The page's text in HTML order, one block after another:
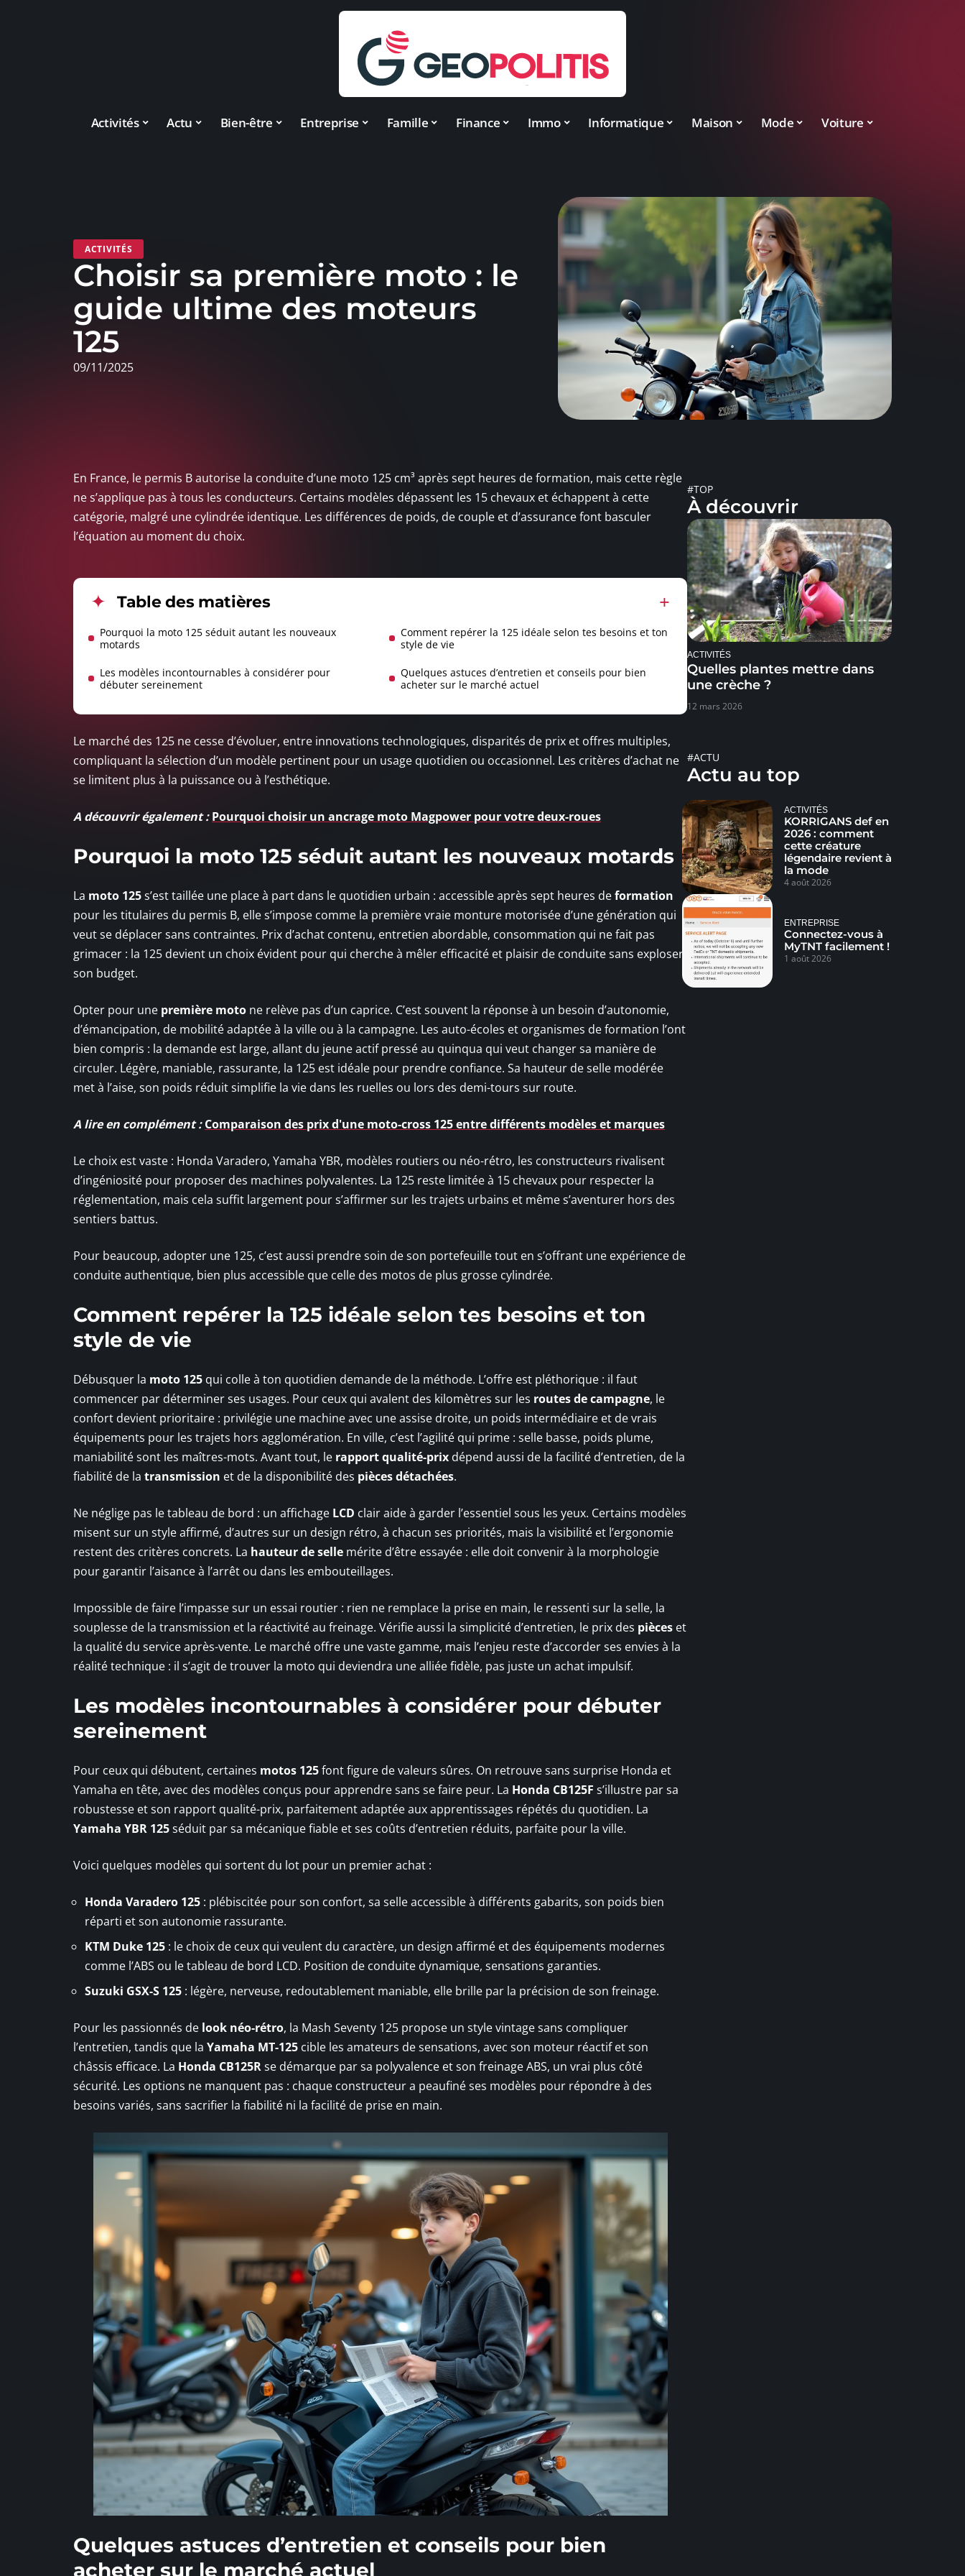
Activités Actu Bien-être Entreprise Famille Finance Immo Informatique Maison Mode Voiture
ACTIVITÉS
Choisir sa première moto : le
guide ultime des moteurs
125
09/11/2025
En France, le permis B autorise la conduite d’une moto 125 cm³ après sept heures de formation, mais cette règle
ne s’applique pas à tous les conducteurs. Certains modèles dépassent les 15 chevaux et échappent à cette
catégorie, malgré une cylindrée identique. Les différences de poids, de couple et d’assurance font basculer
l’équation au moment du choix.
Table des matières
Pourquoi la moto 125 séduit autant les nouveaux
motards
Comment repérer la 125 idéale selon tes besoins et ton
style de vie
Les modèles incontournables à considérer pour
débuter sereinement
Quelques astuces d’entretien et conseils pour bien
acheter sur le marché actuel
Le marché des 125 ne cesse d’évoluer, entre innovations technologiques, disparités de prix et offres multiples,
compliquant la sélection d’un modèle pertinent pour un usage quotidien ou occasionnel. Les critères d’achat ne
se limitent plus à la puissance ou à l’esthétique.
A découvrir également : Pourquoi choisir un ancrage moto Magpower pour votre deux-roues
Pourquoi la moto 125 séduit autant les nouveaux motards
La moto 125s’est taillée une place à part dans le quotidien urbain : accessible après sept heures deformation
pour les titulaires du permis B, elle s’impose comme la première vraie monture motorisée d’une génération qui
veut se déplacer sans contraintes. Prix d’achat contenu, entretien abordable, consommation qui ne fait pas
grimacer : la 125 devient un choix évident pour qui cherche à mêler efficacité et plaisir de conduite sans exploser
son budget.
Opter pour une première moto ne relève pas d’un caprice. C’est souvent la réponse à un besoin d’autonomie,
d’émancipation, de mobilité adaptée à la ville ou à la campagne. Les auto-écoles et organismes de formation l’ont
bien compris : la demande est large, allant du jeune actif pressé au quinqua qui veut changer sa manière de
circuler. Légère, maniable, rassurante, la 125 est idéale pour prendre confiance. Sa hauteur de selle modérée
met à l’aise, son poids réduit simplifie la vie dans les ruelles ou lors des demi-tours sur route.
A lire en complément : Comparaison des prix d'une moto-cross 125 entre différents modèles et marques
Le choix est vaste : Honda Varadero, Yamaha YBR, modèles routiers ou néo-rétro, les constructeurs rivalisent
d’ingéniosité pour proposer des machines polyvalentes. La 125 reste limitée à 15 chevaux pour respecter la
réglementation, mais cela suffit largement pour s’affirmer sur les trajets urbains et même s’aventurer hors des
sentiers battus.
Pour beaucoup, adopter une 125, c’est aussi prendre soin de son portefeuille tout en s’offrant une expérience de
conduite authentique, bien plus accessible que celle des motos de plus grosse cylindrée.
Comment repérer la 125 idéale selon tes besoins et ton
style de vie
Débusquer la moto 125 qui colle à ton quotidien demande de la méthode. L’offre est pléthorique : il faut
commencer par déterminer ses usages. Pour ceux qui avalent des kilomètres sur les routes de campagne, le
confort devient prioritaire : privilégie une machine avec une assise droite, un poids intermédiaire et de vrais
équipements pour les trajets hors agglomération. En ville, c’est l’agilité qui prime : selle basse, poids plume,
maniabilité sont les maîtres-mots. Avant tout, le rapport qualité-prix dépend aussi de la facilité d’entretien, de la
fiabilité de la transmission et de la disponibilité des pièces détachées.
Ne néglige pas le tableau de bord : un affichage LCD clair aide à garder l’essentiel sous les yeux. Certains modèles
misent sur un style affirmé, d’autres sur un design rétro, à chacun ses priorités, mais la visibilité et l’ergonomie
restent des critères concrets. La hauteur de selle mérite d’être essayée : elle doit convenir à la morphologie
pour garantir l’aisance à l’arrêt ou dans les embouteillages.
Impossible de faire l’impasse sur un essai routier : rien ne remplace la prise en main, le ressenti sur la selle, la
souplesse de la transmission et la réactivité au freinage. Vérifie aussi la simplicité d’entretien, le prix des pièces et
la qualité du service après-vente. Le marché offre une vaste gamme, mais l’enjeu reste d’accorder ses envies à la
réalité technique : il s’agit de trouver la moto qui deviendra une alliée fidèle, pas juste un achat impulsif.
Les modèles incontournables à considérer pour débuter
sereinement
Pour ceux qui débutent, certaines motos 125font figure de valeurs sûres. On retrouve sans surprise Honda et
Yamaha en tête, avec des modèles conçus pour apprendre sans se faire peur. La Honda CB125F s’illustre par sa
robustesse et son rapport qualité-prix, parfaitement adaptée aux apprentissages répétés du quotidien. La
Yamaha YBR 125séduit par sa mécanique fiable et ses coûts d’entretien réduits, parfaite pour la ville.
Voici quelques modèles qui sortent du lot pour un premier achat :
Honda Varadero 125 : plébiscitée pour son confort, sa selle accessible à différents gabarits, son poids bien
réparti et son autonomie rassurante.
KTM Duke 125 : le choix de ceux qui veulent du caractère, un design affirmé et des équipements modernes
comme l’ABS ou le tableau de bord LCD. Position de conduite dynamique, sensations garanties.
Suzuki GSX-S 125 : légère, nerveuse, redoutablement maniable, elle brille par la précision de son freinage.
Pour les passionnés de look néo-rétro, la Mash Seventy 125 propose un style vintage sans compliquer
l’entretien, tandis que la Yamaha MT-125 cible les amateurs de sensations, avec son moteur réactif et son
châssis efficace. La Honda CB125Rse démarque par sa polyvalence et son freinage ABS, un vrai plus côté
sécurité. Les options ne manquent pas : chaque constructeur a peaufiné ses modèles pour répondre à des
besoins variés, sans sacrifier la fiabilité ni la facilité de prise en main.
Quelques astuces d’entretien et conseils pour bien
acheter sur le marché actuel
#TOP
À découvrir
ACTIVITÉS
Quelles plantes mettre dans
une crèche ?
12 mars 2026
#ACTU
Actu au top
ACTIVITÉS
KORRIGANS def en
2026 : comment
cette créature
légendaire revient à
la mode
4 août 2026
ENTREPRISE
Connectez-vous à
MyTNT facilement !
1 août 2026